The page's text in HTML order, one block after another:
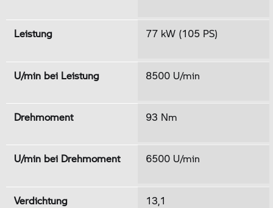
Leistung 77 kW (105 PS)
U/min bei Leistung 8500 U/min
Drehmoment 93 Nm
U/min bei Drehmoment 6500 U/min
Verdichtung 13,1